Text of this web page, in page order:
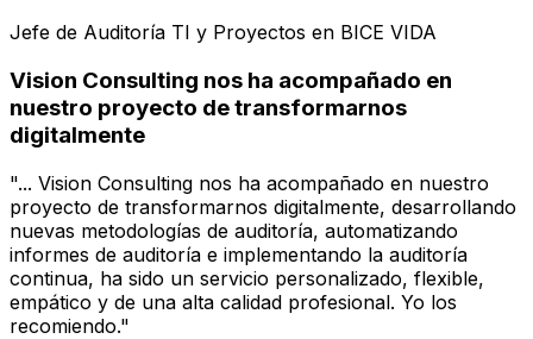
Jefe de Auditoría TI y Proyectos en BICE VIDA
Vision Consulting nos ha acompañado en
nuestro proyecto de transformarnos
digitalmente
"... Vision Consulting nos ha acompañado en nuestro
proyecto de transformarnos digitalmente, desarrollando
nuevas metodologías de auditoría, automatizando
informes de auditoría e implementando la auditoría
continua, ha sido un servicio personalizado, flexible,
empático y de una alta calidad profesional. Yo los
recomiendo."